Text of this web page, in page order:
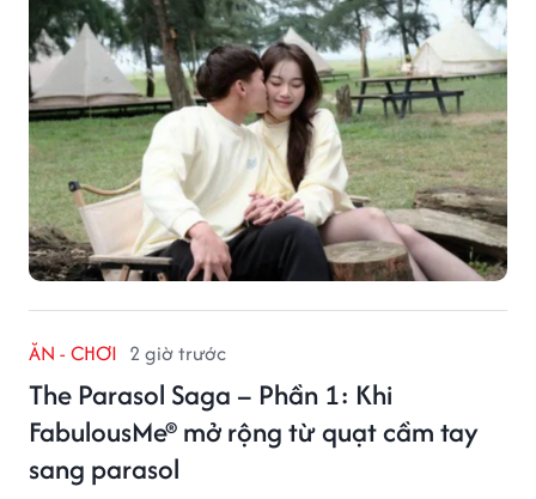
ĂN - CHƠI 2 giờ trước
The Parasol Saga – Phần 1: Khi
FabulousMe® mở rộng từ quạt cầm tay
sang parasol